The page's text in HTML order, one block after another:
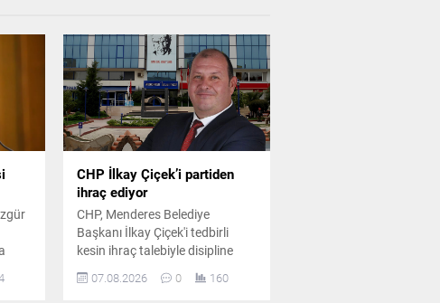
CHP İlkay Çiçek’i partiden
ihraç ediyor
CHP, Menderes Belediye
Başkanı İlkay Çiçek'i tedbirli
kesin ihraç talebiyle disipline
örgüt disiplini kapsamında
07.08.2026 0 160